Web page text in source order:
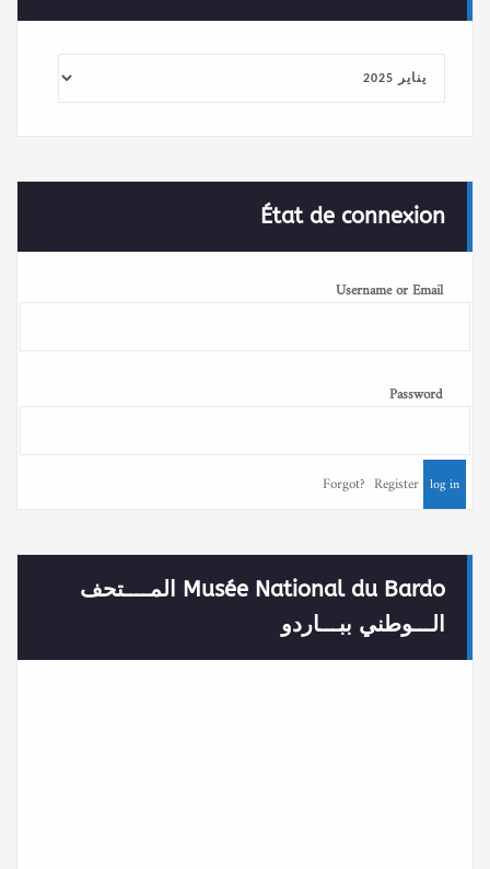
État de connexion
Username or Email
Password
Forgot? Register
Musée National du Bardo المــــتحف
الـــوطني ببـــاردو